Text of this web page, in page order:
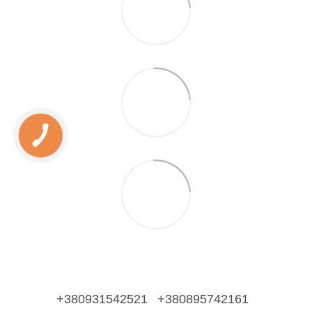
+380931542521 +380895742161